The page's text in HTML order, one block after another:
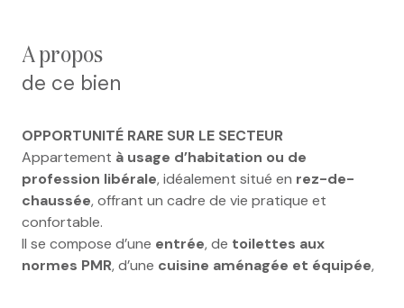
a propos
de ce bien
OPPORTUNITÉ RARE SUR LE SECTEUR
Appartement à usage d’habitation ou de
profession libérale, idéalement situé en rez-de-
chaussée, offrant un cadre de vie pratique et
confortable.
Il se compose d’une entrée, de toilettes aux
normes PMR, d’une cuisine aménagée et équipée,